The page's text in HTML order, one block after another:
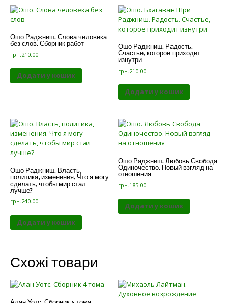
Ошо Раджниш. Слова человека
без слов. Сборник работ
грн. 210.00
Додати у кошик
Ошо Раджниш. Радость.
Счастье, которое приходит
изнутри
грн. 210.00
Додати у кошик
Ошо Раджниш. Власть,
политика, изменения. Что я могу
сделать, чтобы мир стал
лучше?
грн.240.00
Додати у кошик
Ошо Раджниш. Любовь Свобода
Одиночество. Новый взгляд на
отношения
грн.185.00
Додати у кошик
Схожі товари